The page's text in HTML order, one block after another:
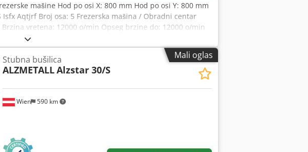
mašine Hod po osi X: 800 mm Hod po osi Y: 800 mm
Isfx Aqtjrf Broj osa: 5 Frezerska mašina / Obradni centar
vretena: 12000 o/min Opseg brzine do: 12000 o/min
alata: 126 pozicija Snaga pogona: 46 kW Obrtni
Brzina pomaka: 75000 mm/min Hlađenje vretena
Unutrašnje hlađenje pod pritiskom od 70 bara.
i spolja. Dovod medija – hidraulika i vazduh za
držač, T = funkcija rotacije, orijentacija vretena
za usisavanje Rezervoar od 1000 litara za rashladnu
filterom ispred vretena. Motori sa kontrolom obrtnog
Mali oglas
Wien 590 km
Stubna bušilica
ALZMETALLAlzstar 30/S